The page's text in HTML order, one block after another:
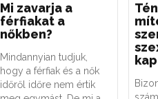
Mi zavarja a
férfiakat a
nőkben?
Mindannyian tudjuk,
hogy a férfiak és a nők
időről időre nem értik